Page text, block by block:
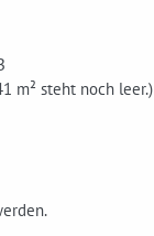
m² steht noch leer.)